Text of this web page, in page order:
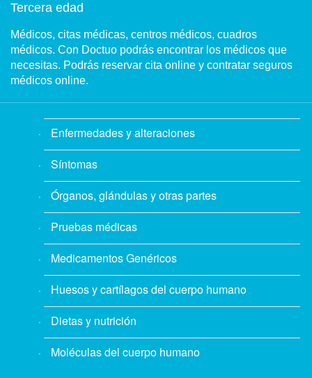
Tercera edad
Médicos, citas médicas, centros médicos, cuadros
médicos. Con Doctuo podrás encontrar los médicos que
necesitas. Podrás reservar cita online y contratar seguros
médicos online.
Enfermedades y alteraciones
Síntomas
Órganos, glándulas y otras partes
Pruebas médicas
Medicamentos Genéricos
Huesos y cartílagos del cuerpo humano
Dietas y nutrición
Moléculas del cuerpo humano